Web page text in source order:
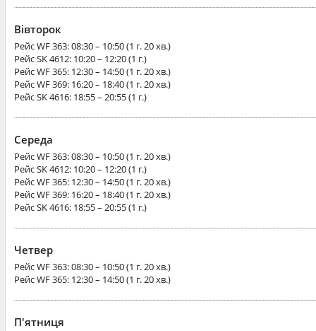
Вівторок
РейсWF 363: 08:30 – 10:50 (1 г. 20 хв.)
РейсSK 4612: 10:20 – 12:20 (1 г.)
РейсWF 365: 12:30 – 14:50 (1 г. 20 хв.)
РейсWF 369: 16:20 – 18:40 (1 г. 20 хв.)
РейсSK 4616: 18:55 – 20:55 (1 г.)
Середа
РейсWF 363: 08:30 – 10:50 (1 г. 20 хв.)
РейсSK 4612: 10:20 – 12:20 (1 г.)
РейсWF 365: 12:30 – 14:50 (1 г. 20 хв.)
РейсWF 369: 16:20 – 18:40 (1 г. 20 хв.)
РейсSK 4616: 18:55 – 20:55 (1 г.)
Четвер
РейсWF 363: 08:30 – 10:50 (1 г. 20 хв.)
РейсWF 365: 12:30 – 14:50 (1 г. 20 хв.)
П'ятниця